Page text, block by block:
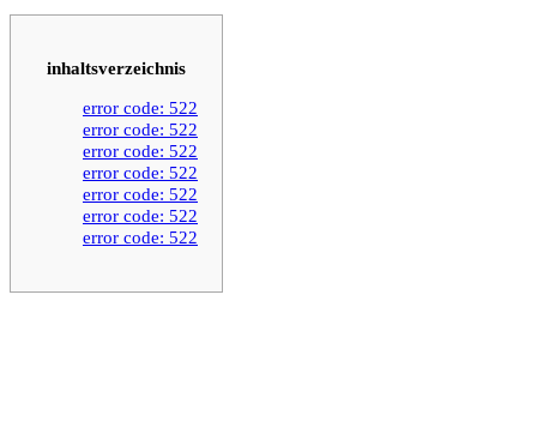
inhaltsverzeichnis
error code: 522
error code: 522
error code: 522
error code: 522
error code: 522
error code: 522
error code: 522